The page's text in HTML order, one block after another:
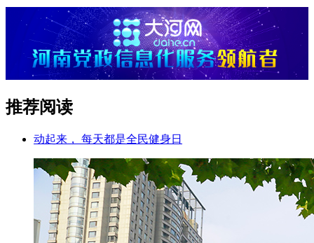
推荐阅读
动起来， 每天都是全民健身日